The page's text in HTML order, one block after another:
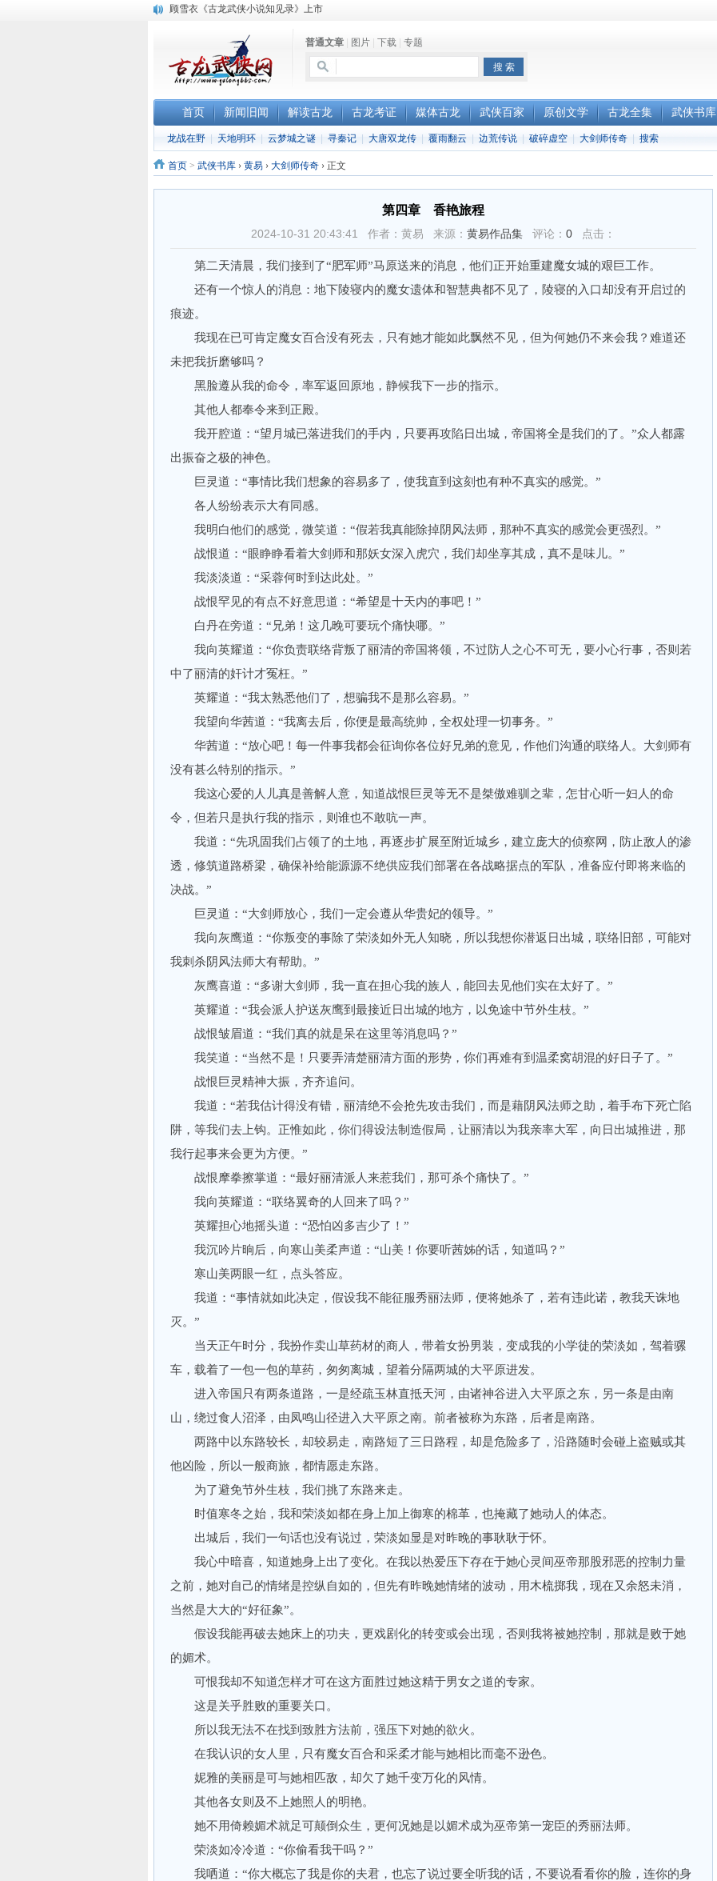
顾雪衣《古龙武侠小说知见录》上市
《古龙小说原貌探究》修订版已上市普通文章 图片 下载 专题
首页 新闻旧闻 解读古龙 古龙考证 媒体古龙 武侠百家 原创文学 古龙全集 武侠书库
龙战在野 天地明环 云梦城之谜 寻秦记 大唐双龙传 覆雨翻云 边荒传说 破碎虚空 大剑师传奇 搜索
首页 > 武侠书库 › 黄易 › 大剑师传奇 › 正文
第四章 香艳旅程
2024-10-31 20:43:41 作者：黄易 来源： 黄易作品集 评论： 0 点击：
第二天清晨，我们接到了“肥军师”马原送来的消息，他们正开始重建魔女城的艰巨工作。
还有一个惊人的消息：地下陵寝内的魔女遗体和智慧典都不见了，陵寝的入口却没有开启过的
痕迹。
我现在已可肯定魔女百合没有死去，只有她才能如此飘然不见，但为何她仍不来会我？难道还
未把我折磨够吗？
黑脸遵从我的命令，率军返回原地，静候我下一步的指示。
其他人都奉令来到正殿。
我开腔道：“望月城已落进我们的手内，只要再攻陷日出城，帝国将全是我们的了。”众人都露
出振奋之极的神色。
巨灵道：“事情比我们想象的容易多了，使我直到这刻也有种不真实的感觉。”
各人纷纷表示大有同感。
我明白他们的感觉，微笑道：“假若我真能除掉阴风法师，那种不真实的感觉会更强烈。”
战恨道：“眼睁睁看着大剑师和那妖女深入虎穴，我们却坐享其成，真不是味儿。”
我淡淡道：“采蓉何时到达此处。”
战恨罕见的有点不好意思道：“希望是十天内的事吧！”
白丹在旁道：“兄弟！这几晚可要玩个痛快哪。”
我向英耀道：“你负责联络背叛了丽清的帝国将领，不过防人之心不可无，要小心行事，否则若
中了丽清的奸计才冤枉。”
英耀道：“我太熟悉他们了，想骗我不是那么容易。”
我望向华茜道：“我离去后，你便是最高统帅，全权处理一切事务。”
华茜道：“放心吧！每一件事我都会征询你各位好兄弟的意见，作他们沟通的联络人。大剑师有
没有甚么特别的指示。”
我这心爱的人儿真是善解人意，知道战恨巨灵等无不是桀傲难驯之辈，怎甘心听一妇人的命
令，但若只是执行我的指示，则谁也不敢吭一声。
我道：“先巩固我们占领了的土地，再逐步扩展至附近城乡，建立庞大的侦察网，防止敌人的渗
透，修筑道路桥梁，确保补给能源源不绝供应我们部署在各战略据点的军队，准备应付即将来临的
决战。”
巨灵道：“大剑师放心，我们一定会遵从华贵妃的领导。”
我向灰鹰道：“你叛变的事除了荣淡如外无人知晓，所以我想你潜返日出城，联络旧部，可能对
我刺杀阴风法师大有帮助。”
灰鹰喜道：“多谢大剑师，我一直在担心我的族人，能回去见他们实在太好了。”
英耀道：“我会派人护送灰鹰到最接近日出城的地方，以免途中节外生枝。”
战恨皱眉道：“我们真的就是呆在这里等消息吗？”
我笑道：“当然不是！只要弄清楚丽清方面的形势，你们再难有到温柔窝胡混的好日子了。”
战恨巨灵精神大振，齐齐追问。
我道：“若我估计得没有错，丽清绝不会抢先攻击我们，而是藉阴风法师之助，着手布下死亡陷
阱，等我们去上钩。正惟如此，你们得设法制造假局，让丽清以为我亲率大军，向日出城推进，那
我行起事来会更为方便。”
战恨摩拳擦掌道：“最好丽清派人来惹我们，那可杀个痛快了。”
我向英耀道：“联络翼奇的人回来了吗？”
英耀担心地摇头道：“恐怕凶多吉少了！”
我沉吟片晌后，向寒山美柔声道：“山美！你要听茜姊的话，知道吗？”
寒山美两眼一红，点头答应。
我道：“事情就如此决定，假设我不能征服秀丽法师，便将她杀了，若有违此诺，教我天诛地
灭。”
当天正午时分，我扮作卖山草药材的商人，带着女扮男装，变成我的小学徒的荣淡如，驾着骡
车，载着了一包一包的草药，匆匆离城，望着分隔两城的大平原进发。
进入帝国只有两条道路，一是经疏玉林直抵天河，由诸神谷进入大平原之东，另一条是由南
山，绕过食人沼泽，由凤鸣山径进入大平原之南。前者被称为东路，后者是南路。
两路中以东路较长，却较易走，南路短了三日路程，却是危险多了，沿路随时会碰上盗贼或其
他凶险，所以一般商旅，都情愿走东路。
为了避免节外生枝，我们挑了东路来走。
时值寒冬之始，我和荣淡如都在身上加上御寒的棉革，也掩藏了她动人的体态。
出城后，我们一句话也没有说过，荣淡如显是对昨晚的事耿耿于怀。
我心中暗喜，知道她身上出了变化。在我以热爱压下存在于她心灵间巫帝那股邪恶的控制力量
之前，她对自己的情绪是控纵自如的，但先有昨晚她情绪的波动，用木梳掷我，现在又余怒未消，
当然是大大的“好征象”。
假设我能再破去她床上的功夫，更戏剧化的转变或会出现，否则我将被她控制，那就是败于她
的媚术。
可恨我却不知道怎样才可在这方面胜过她这精于男女之道的专家。
这是关乎胜败的重要关口。
所以我无法不在找到致胜方法前，强压下对她的欲火。
在我认识的女人里，只有魔女百合和采柔才能与她相比而毫不逊色。
妮雅的美丽是可与她相匹敌，却欠了她千变万化的风情。
其他各女则及不上她照人的明艳。
她不用倚赖媚术就足可颠倒众生，更何况她是以媚术成为巫帝第一宠臣的秀丽法师。
荣淡如冷冷道：“你偷看我干吗？”
我哂道：“你大概忘了我是你的夫君，也忘了说过要全听我的话，不要说看看你的脸，连你的身